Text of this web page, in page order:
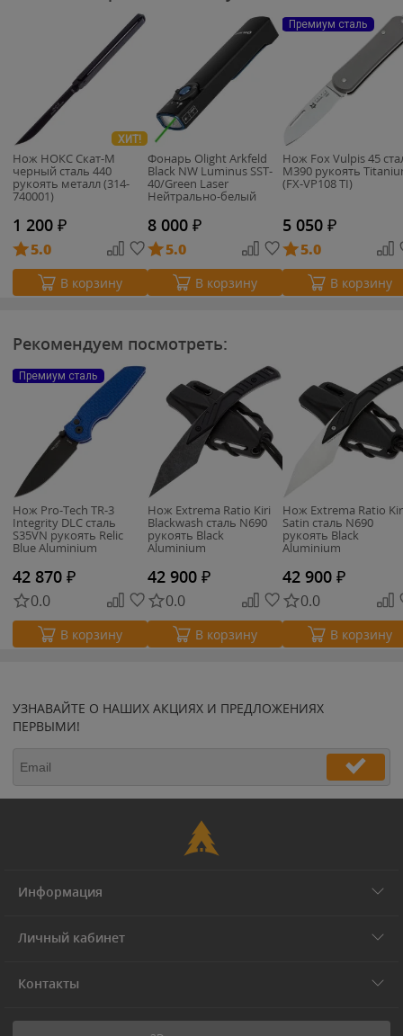
ХИТ!
Нож НОКС Скат-М
черный сталь 440
рукоять металл (314-
740001)
1 200 ₽
5.0
В корзину
Фонарь Olight Arkfeld
Black NW Luminus SST-
40/Green Laser
Нейтрально-белый
1000 люмен
8 000 ₽
5.0
В корзину
Премиум сталь
Нож Fox Vulpis 45
M390 рукоять
(FX-VP108 TI)
5 050 ₽
5.0
В корзину
Рекомендуем посмотреть:
Премиум сталь
Нож Pro-Tech TR-3
Integrity DLC сталь
S35VN рукоять Relic
Blue Aluminium
42 870 ₽
0.0
В корзину
Нож Extrema Ratio Kiri
Blackwash сталь N690
рукоять Black
Aluminium
42 900 ₽
0.0
В корзину
Нож Extrema Ratio
Satin сталь N690
рукоять Black
Aluminium
42 900 ₽
0.0
В корзину
УЗНАВАЙТЕ О НАШИХ АКЦИЯХ И ПРЕДЛОЖЕНИЯХ
ПЕРВЫМИ!
Информация
Личный кабинет
Контакты